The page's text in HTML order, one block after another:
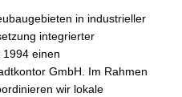
in industrieller
integrierter
einen
GmbH. Im Rahmen
wir lokale